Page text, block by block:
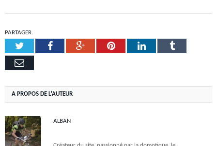
PARTAGER.
TwitterFacebookGoogle+PinterestLinkedInTumblr
Email
A PROPOS DE L'AUTEUR
ALBAN